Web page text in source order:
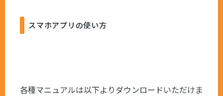
スマホアプリの使い方
各種マニュアルは以下よりダウンロードいただけま